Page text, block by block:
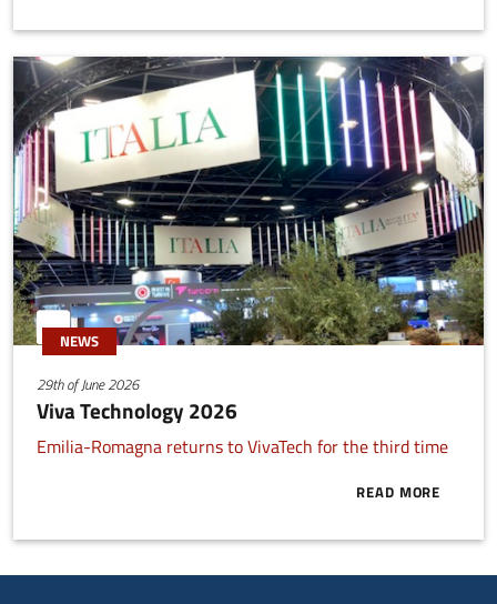
NEWS
29th of June 2026
Viva Technology 2026
Emilia-Romagna returns to VivaTech for the third time
READ MOREABOUT VIVA